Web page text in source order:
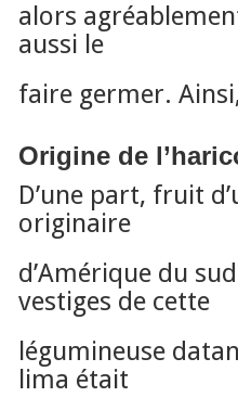
alors
aussi le
faire germer.
Origine de
D’une part, fruit
originaire
d’Amérique du
vestiges de cette
légumineuse
lima était